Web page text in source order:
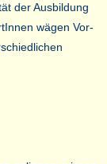
der Ausbildung
wägen Vor-